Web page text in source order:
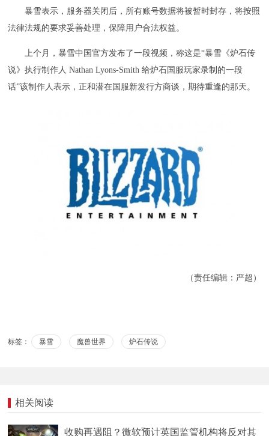
暴雪表示，服务器关闭后，所有账号数据将被暂时封存，将按照
法律法规的要求妥善处理，保障用户合法权益。
上个月，暴雪中国官方发布了一段视频，称这是“暴雪《炉石传
说》执行制作人 Nathan Lyons-Smith 给炉石国服玩家录制的一段
话”该制作人表示，正和潜在国服新发行方商谈，期待重逢的那天。
（责任编辑：严超）
标签： 暴雪 魔兽世界 炉石传说
相关阅读
收购再遇阻？微软预计英国监管机构将反对其